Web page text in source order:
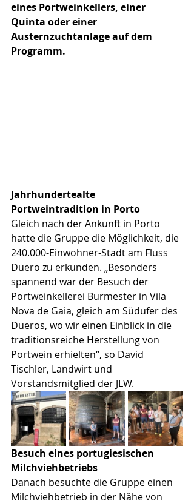
eines Portweinkellers, einer
Quinta oder einer
Austernzuchtanlage auf dem
Programm.
Jahrhundertealte
Portweintradition in Porto
Gleich nach der Ankunft in Porto
hatte die Gruppe die Möglichkeit, die
240.000-Einwohner-Stadt am Fluss
Duero zu erkunden. „Besonders
spannend war der Besuch der
Portweinkellerei Burmester in Vila
Nova de Gaia, gleich am Südufer des
Dueros, wo wir einen Einblick in die
traditionsreiche Herstellung von
Portwein erhielten“, so David
Tischler, Landwirt und
Vorstandsmitglied der JLW.
Besuch eines portugiesischen
Milchviehbetriebs
Danach besuchte die Gruppe einen
Milchviehbetrieb in der Nähe von